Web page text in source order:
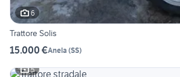
6
Trattore Solis
15.000 €Anela (SS)
5